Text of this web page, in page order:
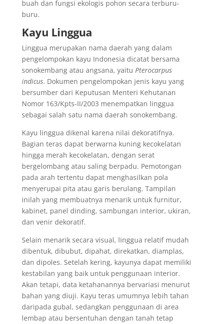
buah dan fungsi ekologis pohon secara terburu-
buru.
Kayu Linggua
Linggua merupakan nama daerah yang dalam
pengelompokan kayu Indonesia dicatat bersama
sonokembang atau angsana, yaitu Pterocarpus
indicus. Dokumen pengelompokan jenis kayu yang
bersumber dari Keputusan Menteri Kehutanan
Nomor 163/Kpts-II/2003 menempatkan linggua
sebagai salah satu nama daerah sonokembang.
Kayu linggua dikenal karena nilai dekoratifnya.
Bagian teras dapat berwarna kuning kecokelatan
hingga merah kecokelatan, dengan serat
bergelombang atau saling berpadu. Pemotongan
pada arah tertentu dapat menghasilkan pola
menyerupai pita atau garis berulang. Tampilan
inilah yang membuatnya menarik untuk furnitur,
kabinet, panel dinding, sambungan interior, ukiran,
dan venir dekoratif.
Selain menarik secara visual, linggua relatif mudah
dibentuk, dibubut, dipahat, direkatkan, diamplas,
dan dipoles. Setelah kering, kayunya dapat memiliki
kestabilan yang baik untuk penggunaan interior.
Akan tetapi, data ketahanannya bervariasi menurut
bahan yang diuji. Kayu teras umumnya lebih tahan
daripada gubal, sedangkan penggunaan di area
lembap atau bersentuhan dengan tanah tetap